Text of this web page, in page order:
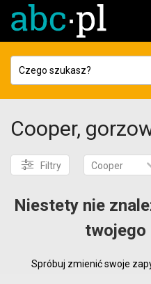
Cooper,
Filtry Cooper
Niestety nie
twojego
Spróbuj zmienić swoje